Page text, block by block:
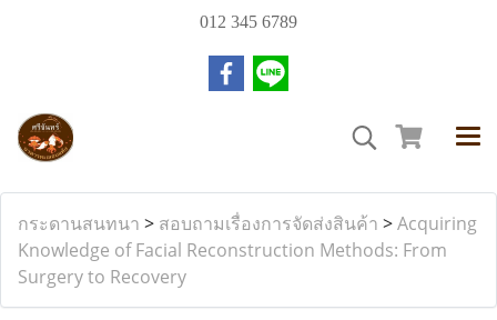
012 345 6789
กระดานสนทนา > สอบถามเรื่องการจัดส่งสินค้า >Acquiring
Knowledge of Facial Reconstruction Methods: From
Surgery to Recovery